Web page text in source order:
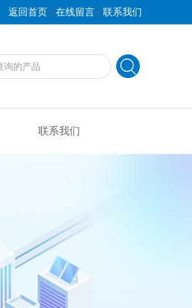
返回首页 | 在线留言 | 联系我们
联系我们